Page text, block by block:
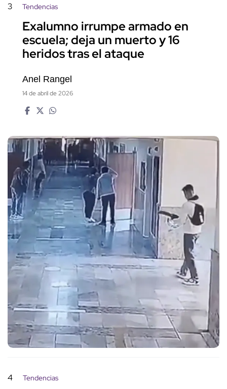
3 Tendencias
Exalumno irrumpe armado en
escuela; deja un muerto y 16
heridos tras el ataque
Anel Rangel
14 de abril de 2026
4 Tendencias